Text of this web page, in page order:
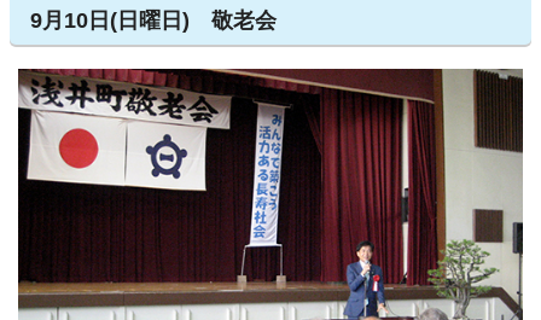
9月10日(日曜日) 敬老会